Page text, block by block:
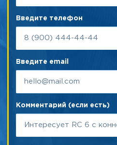
Введите телефон
Введите email
Комментарий (если есть)